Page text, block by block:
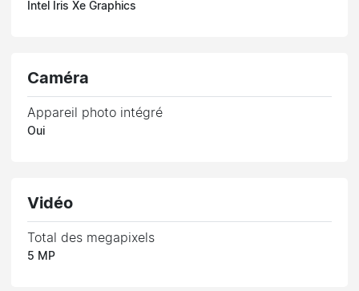
Intel Iris Xe Graphics
Caméra
Appareil photo intégré
Oui
Vidéo
Total des megapixels
5 MP